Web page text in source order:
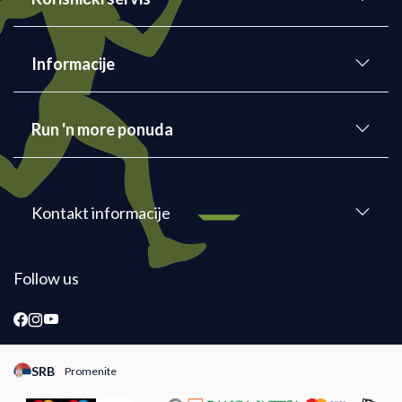
Informacije
Run 'n more ponuda
Kontakt informacije
Follow us
SRB Promenite
Promeni instancu sajta, posetite sajtove za druge zemlje